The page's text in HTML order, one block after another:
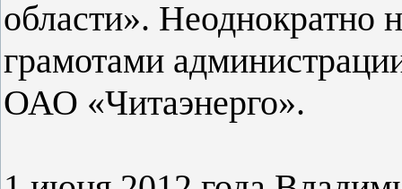
области». Неоднократно
грамотами
ОАО «Читаэнерго».